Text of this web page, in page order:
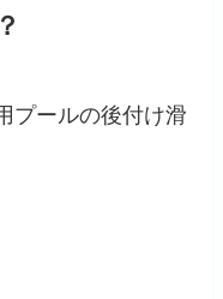
プールの後付け滑